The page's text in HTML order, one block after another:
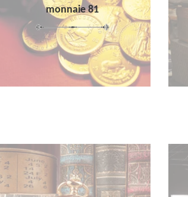
monnaie 81